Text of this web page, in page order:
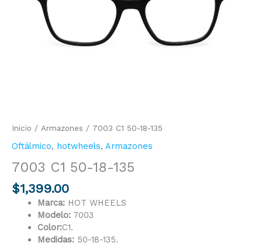
Inicio / Armazones / 7003 C1 50-18-135
Oftálmico, hotwheels, Armazones
7003 C1 50-18-135
$1,399.00
Marca:HOT WHEELS
Modelo:7003
Color:C1.
Medidas:50-18-135.